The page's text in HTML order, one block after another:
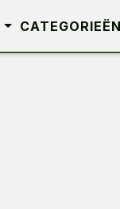
CATEGORIEËN